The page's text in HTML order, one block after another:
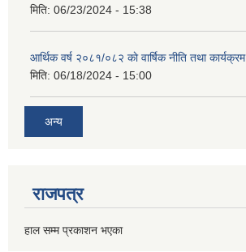
मिति: 06/23/2024 - 15:38
आर्थिक वर्ष २०८१/०८२ काे वार्षिक नीति तथा कार्यक्रम
मिति: 06/18/2024 - 15:00
अन्य
राजपत्र
हाल सम्म प्रकाशन भएका